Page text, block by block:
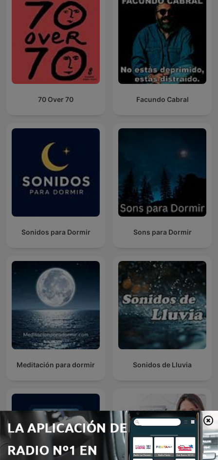
70 Over 70 Facundo Cabral
Sonidos para Dormir Sons para Dormir
Meditación para dormir Sonidos de Lluvia